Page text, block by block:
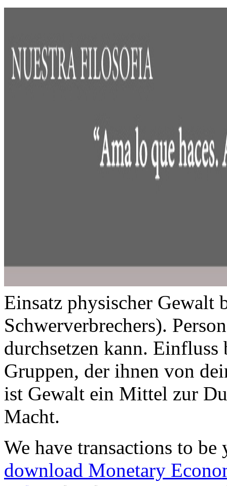
Einsatz physischer Gewalt
Schwerverbrechers).
durchsetzen kann. Einfluss
Gruppen, der ihnen von
ist Gewalt ein Mittel zur
Macht.
We have transactions to
download Monetary